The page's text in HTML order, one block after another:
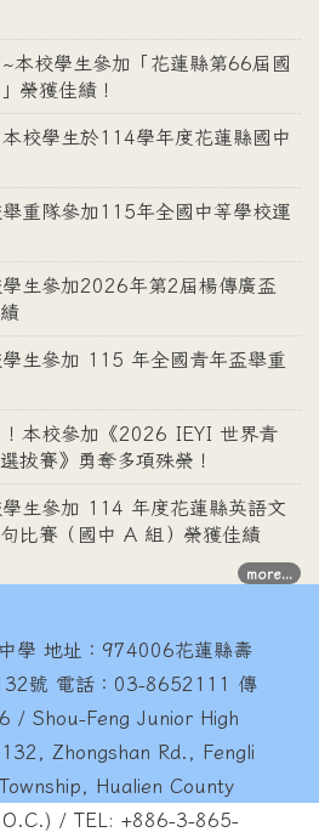
校學生參加「花蓮縣第66屆國
榮獲佳績！
校學生於114學年度花蓮縣國中
重隊參加115年全國中等學校運
生參加2026年第2屆楊傳廣盃
生參加 115 年全國青年盃舉重
本校參加《2026 IEYI 世界青
拔賽》勇奪多項殊榮！
生參加 114 年度花蓮縣英語文
比賽（國中 A 組）榮獲佳績
more...
學 地址：974006花蓮縣壽
號 電話：03-8652111 傳
/ Shou-Feng Junior High
Zhongshan Rd., Fengli
Hualien County
/ TEL: +886-3-865-